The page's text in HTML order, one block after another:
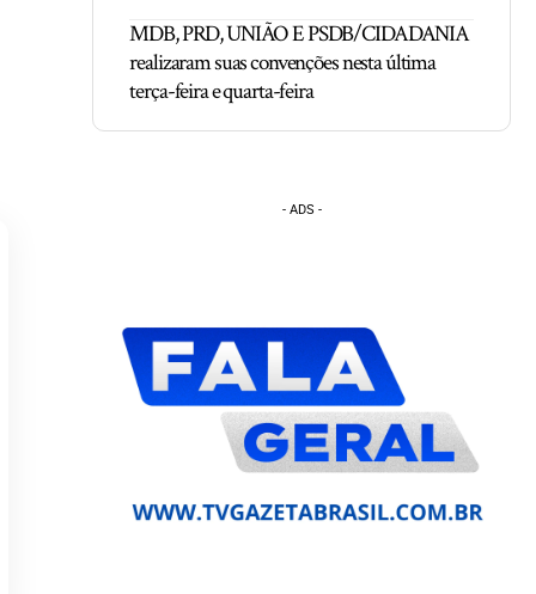
MDB, PRD, UNIÃO E PSDB/CIDADANIA
realizaram suas convenções nesta última
terça-feira e quarta-feira
- ADS -